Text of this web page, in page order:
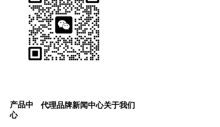
产品中
心
代理品牌新闻中心关于我们